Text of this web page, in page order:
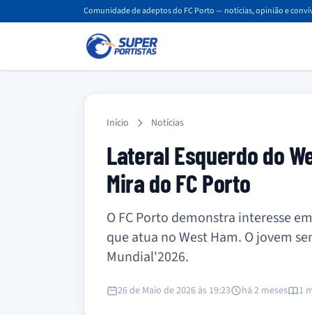
Comunidade de adeptos do FC Porto — notícias, opinião e
Início Notícias
Lateral Esquerdo do
Mira do FC Porto
O FC Porto demonstra interesse
que atua no West Ham. O jovem
Mundial'2026.
26 de Maio de 2026 às 19:23 há 2 meses 1